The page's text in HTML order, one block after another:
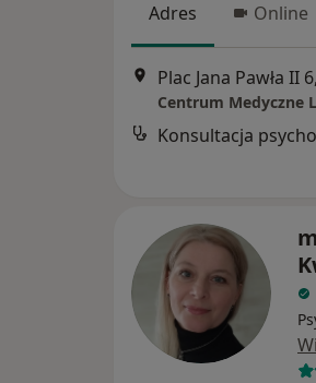
Adres Online
Plac Jana Pawła II
Centrum Medyczne
Konsultacja